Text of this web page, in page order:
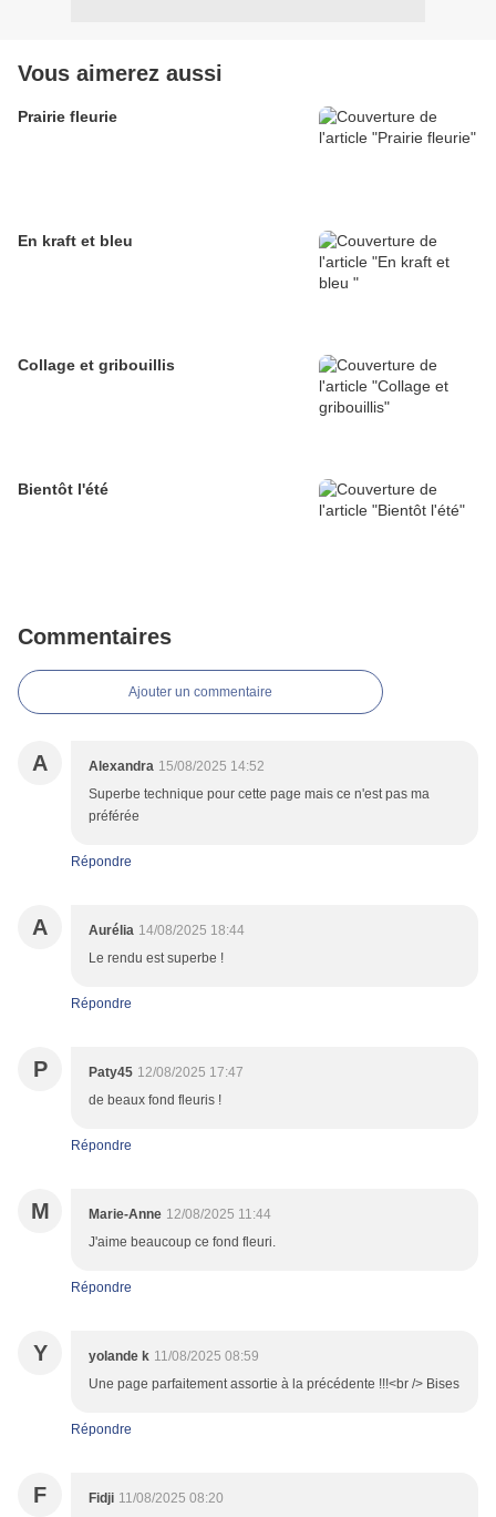
Vous aimerez aussi
Prairie fleurie
En kraft et bleu
Collage et gribouillis
Bientôt l'été
Commentaires
Ajouter un commentaire
A Alexandra 15/08/2025 14:52
Superbe technique pour cette page mais ce n'est pas ma
préférée
Répondre
A Aurélia 14/08/2025 18:44
Le rendu est superbe !
Répondre
P Paty45 12/08/2025 17:47
de beaux fond fleuris !
Répondre
M Marie-Anne 12/08/2025 11:44
J'aime beaucoup ce fond fleuri.
Répondre
Y yolande k 11/08/2025 08:59
Une page parfaitement assortie à la précédente !!!<br /> Bises
Répondre
F Fidji 11/08/2025 08:20